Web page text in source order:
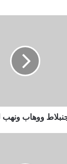
ووهاب ونهب